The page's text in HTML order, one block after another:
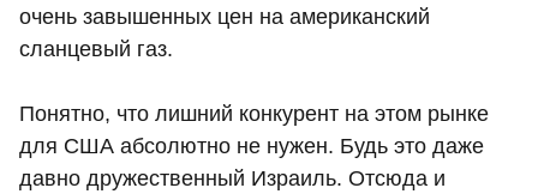
очень завышенных цен на американский
сланцевый газ.
Понятно, что лишний конкурент на этом рынке
для США абсолютно не нужен. Будь это даже
давно дружественный Израиль. Отсюда и